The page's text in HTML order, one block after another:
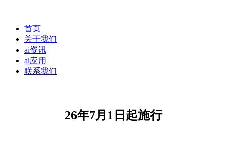
首页
关于我们
ai资讯
ai应用
联系我们
26年7月1日起施行